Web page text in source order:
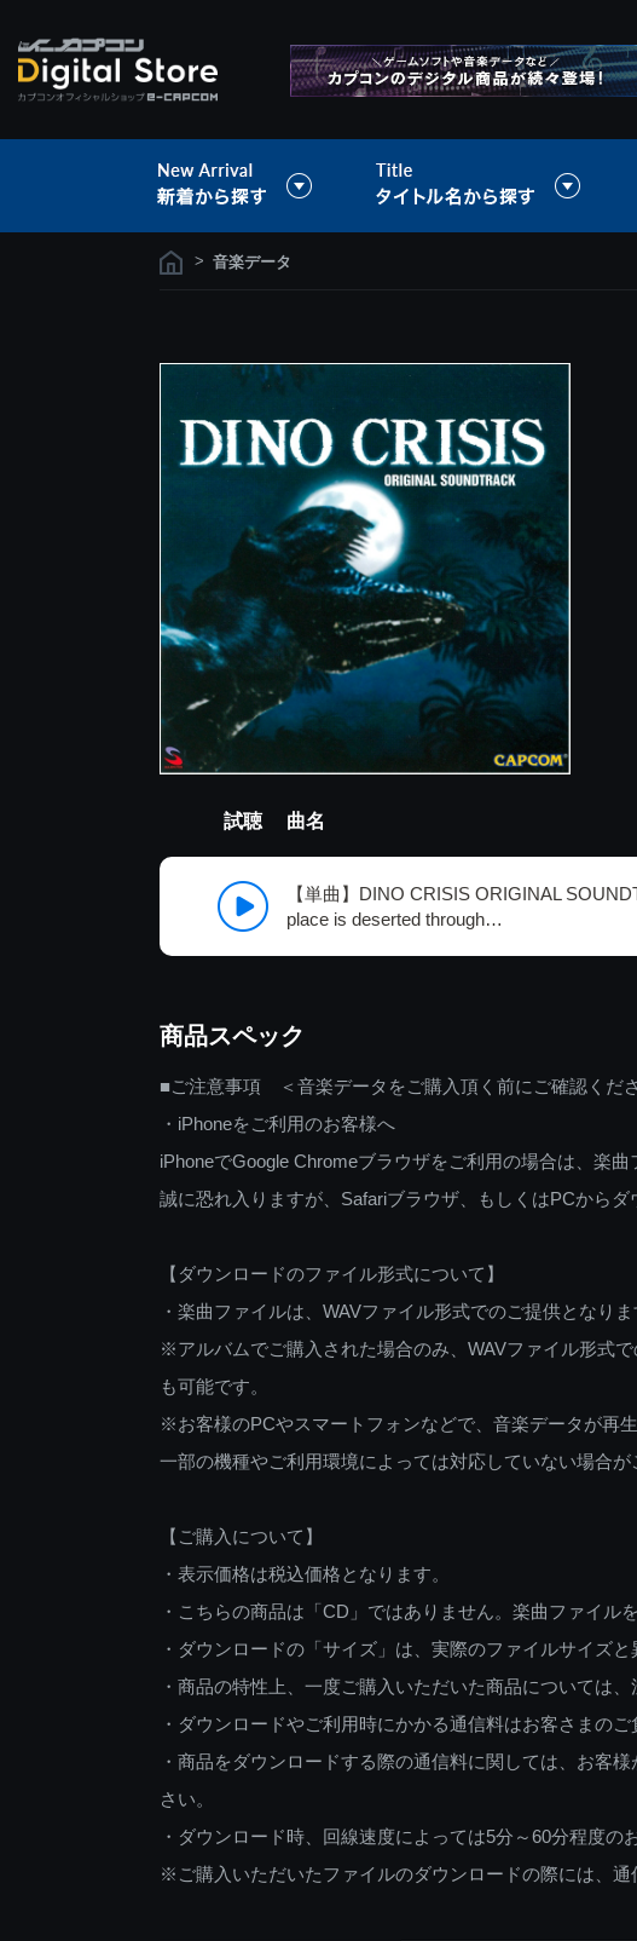
> 音楽データ
試聴 曲名
【単曲】DINO CRISIS ORIGINAL
place is deserted through…
商品スペック
■ご注意事項 ＜音楽データをご購入頂く前にご確認くだ
・iPhoneをご利用のお客様へ
iPhoneでGoogle Chromeブラウザをご利用の場合は、楽曲
誠に恐れ入りますが、Safariブラウザ、もしくはPCからダ
【ダウンロードのファイル形式について】
・楽曲ファイルは、WAVファイル形式でのご提供となりま
※アルバムでご購入された場合のみ、WAVファイル形式
も可能です。
※お客様のPCやスマートフォンなどで、音楽データが再
一部の機種やご利用環境によっては対応していない場合が
【ご購入について】
・表示価格は税込価格となります。
・こちらの商品は「CD」ではありません。楽曲ファイル
・ダウンロードの「サイズ」は、実際のファイルサイズと
・商品の特性上、一度ご購入いただいた商品については
・ダウンロードやご利用時にかかる通信料はお客さまのご
・商品をダウンロードする際の通信料に関しては、お客
さい。
・ダウンロード時、回線速度によっては5分～60分程度の
※ご購入いただいたファイルのダウンロードの際には、通